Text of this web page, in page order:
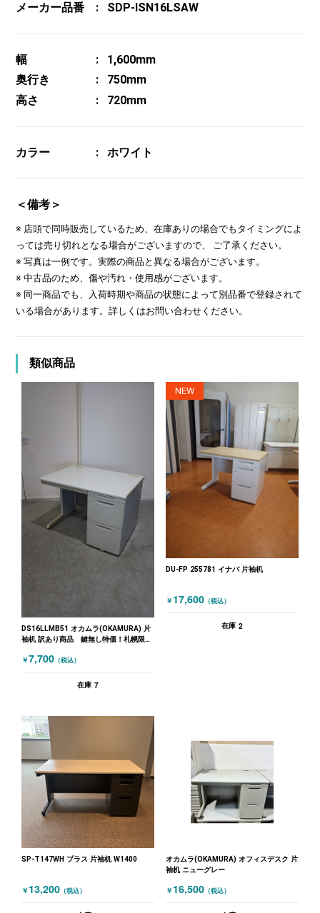
メーカー品番
SDP-ISN16LSAW
幅
1,600mm
奥行き
750mm
高さ
720mm
カラー ホワイト
＜備考＞
※ 店頭で同時販売しているため、在庫ありの場合でもタイミングによ
っては売り切れとなる場合がございますので、 ご了承ください。
※ 写真は一例です。実際の商品と異なる場合がございます。
※ 中古品のため、傷や汚れ・使用感がございます。
※ 同一商品でも、入荷時期や商品の状態によって別品番で登録されて
いる場合があります。詳しくはお問い合わせください。
類似商品
DS16LLMB51 オカムラ(OKAMURA) 片
袖机 訳あり商品 鍵無し特価！札幌限定
￥7,700 （税込）
在庫 7
NEW
DU-FP 255781 イナバ 片袖机
￥ 17,600 （税込）
在庫 2
SP-T147WH プラス 片袖机 W1400
￥ 13,200 （税込）
オカムラ(OKAMURA) オフィスデスク 片
袖机 ニューグレー
￥ 16,500 （税込）